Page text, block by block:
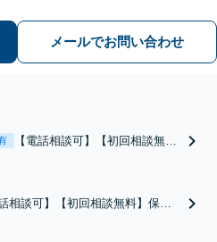
幅広くサポート。【夜間・休日面談
可】【完全個室】【本千葉駅徒歩３
】
メールでお問い合わせ
【電話相談可】【初回相談無
料請求、親権、面会交流など、
話相談可】【初回相談無料】保険